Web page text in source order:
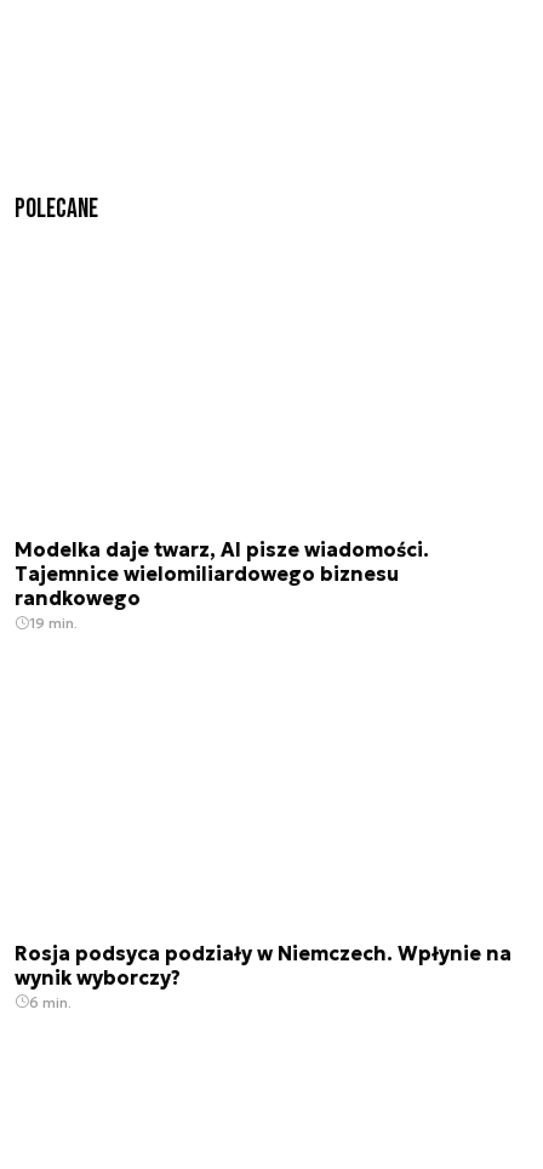
Polecane
Modelka daje twarz, AI pisze wiadomości.
Tajemnice wielomiliardowego biznesu
randkowego
19 min.
Rosja podsyca podziały w Niemczech. Wpłynie na
wynik wyborczy?
6 min.